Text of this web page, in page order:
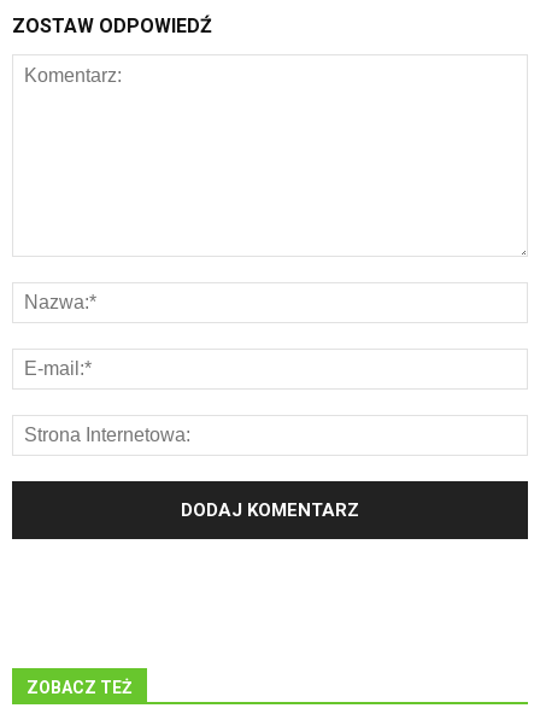
ZOSTAW ODPOWIEDŹ
ZOBACZ TEŻ